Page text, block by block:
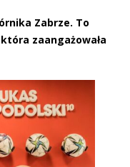
Zabrze. To
zaangażowała